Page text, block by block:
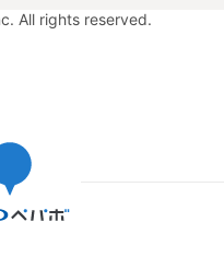
All rights reserved.